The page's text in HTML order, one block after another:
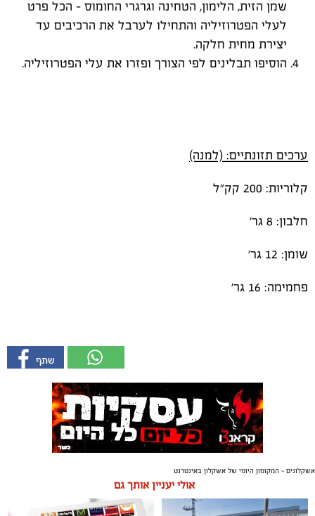
שמן הזית, הלימון, הטחינה וגרגרי החומוס – הכל פרט
לעלי הפטרוזיליה והתחילו לערבל את הרכיבים עד
יצירת מחית חלקה.
הוסיפו תבלינים לפי הצורך ופזרו את עלי הפטרוזיליה.
ערכים תזונתיים: (למנה)
קלוריות: 200 קק"ל
חלבון: 8 גר'
שומן: 12 גר'
פחמימה: 16 גר'
אשקלונים - המקומון היומי של אשקלון באינטרנט
אולי יעניין אותך גם